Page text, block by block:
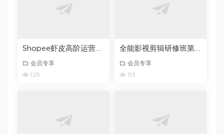
Shopee虾皮高阶运营精英特训营，高阶运营技巧+流量提升+转化率优化，助你业绩翻倍（更新26年7月）
会员专享
125
全能影视剪辑研修班第1期｜PR/FCPX/达芬奇三软件全覆盖・剪辑思维・商业实战・调色包装全链路系统课
会员专享
113